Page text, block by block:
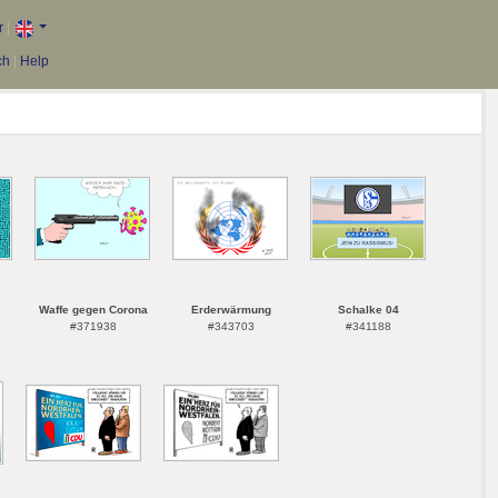
|
Help
Waffe gegen Corona
#371938
Erderwärmung
#343703
Schalke 04
#341188